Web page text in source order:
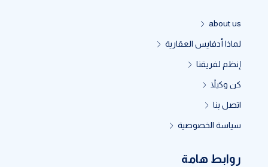
about us
لماذا أدفايس العقارية
إنظم لفريقنا
كن وكيلاً
اتصل بنا
سياسة الخصوصية
روابط هامة